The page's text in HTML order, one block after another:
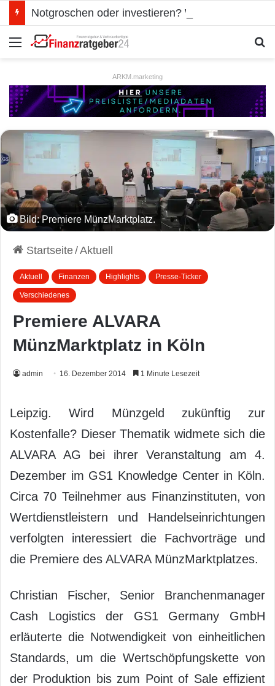
Menü
ARKM.marketing
Bild: Premiere MünzMarktplatz.
Startseite/Aktuell
Aktuell Finanzen Highlights Presse-Ticker
Verschiedenes
Premiere ALVARA
MünzMarktplatz in Köln
admin 16. Dezember 2014 1 Minute Lesezeit
Leipzig. Wird Münzgeld zukünftig zur
Kostenfalle? Dieser Thematik widmete sich die
ALVARA AG bei ihrer Veranstaltung am 4.
Dezember im GS1 Knowledge Center in Köln.
Circa 70 Teilnehmer aus Finanzinstituten, von
Wertdienstleistern und Handelseinrichtungen
verfolgten interessiert die Fachvorträge und
die Premiere des ALVARA MünzMarktplatzes.
Christian Fischer, Senior Branchenmanager
Cash Logistics der GS1 Germany GmbH
erläuterte die Notwendigkeit von einheitlichen
Standards, um die Wertschöpfungskette von
der Produktion bis zum Point of Sale effizient